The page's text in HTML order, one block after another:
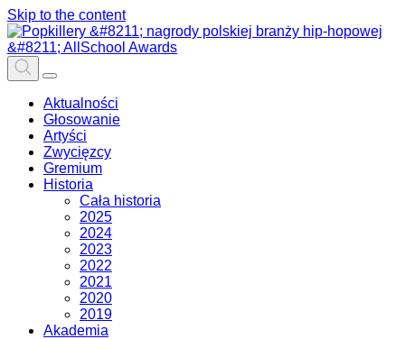
Skip to the content
Aktualności
Głosowanie
Artyści
Zwycięzcy
Gremium
Historia
Cała historia
2025
2024
2023
2022
2021
2020
2019
Akademia